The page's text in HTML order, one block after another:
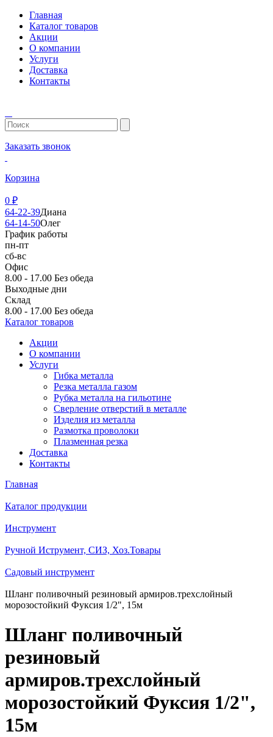
Главная
Каталог товаров
Акции
О компании
Услуги
Доставка
Контакты
Заказать звонок
Корзина
0 ₽
64-22-39Диана
64-14-50Олег
График работы
пн-пт
сб-вс
Офис
8.00 - 17.00 Без обеда
Выходные дни
Склад
8.00 - 17.00 Без обеда
Каталог товаров
Акции
О компании
Услуги
Гибка металла
Резка металла газом
Рубка металла на гильотине
Сверление отверстий в металле
Изделия из металла
Размотка проволоки
Плазменная резка
Доставка
Контакты
Главная
Каталог продукции
Инструмент
Ручной Иструмент, СИЗ, Хоз.Товары
Садовый инструмент
Шланг поливочный резиновый армиров.трехслойный
морозостойкий Фуксия 1/2", 15м
Шланг поливочный
резиновый
армиров.трехслойный
морозостойкий Фуксия 1/2",
15м